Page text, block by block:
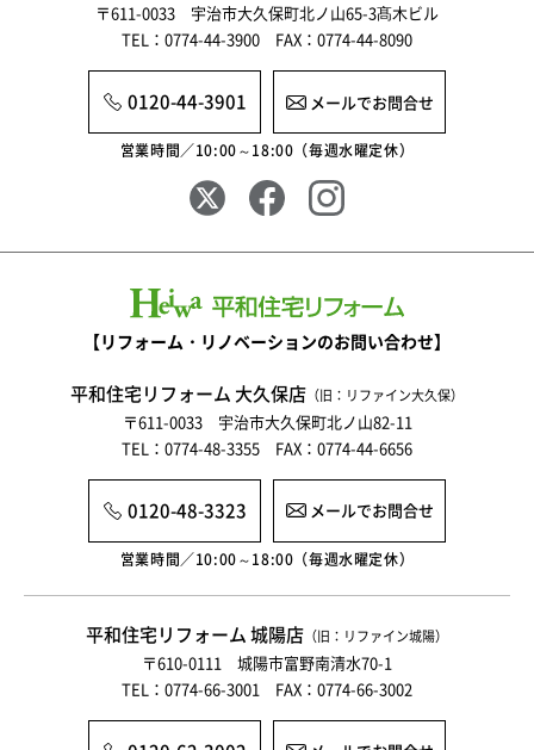
〒611-0033 宇治市大久保町北ノ山65-3髙木ビル
TEL：0774-44-3900 FAX：0774-44-8090
0120-44-3901 メールでお問合せ
営業時間／10:00～18:00（毎週水曜定休）
【リフォーム・リノベーションのお問い合わせ】
平和住宅リフォーム 大久保店 （旧：リファイン大久保）
〒611-0033 宇治市大久保町北ノ山82-11
TEL：0774-48-3355 FAX：0774-44-6656
0120-48-3323 メールでお問合せ
営業時間／10:00～18:00（毎週水曜定休）
平和住宅リフォーム 城陽店 （旧：リファイン城陽）
〒610-0111 城陽市富野南清水70-1
TEL：0774-66-3001 FAX：0774-66-3002